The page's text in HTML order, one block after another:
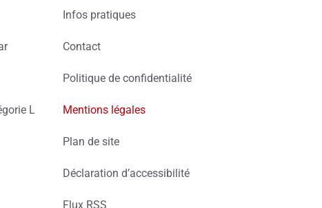
L
Infos pratiques
Contact
Politique de confidentialité
Mentions légales
Plan de site
Déclaration d’accessibilité
Flux RSS